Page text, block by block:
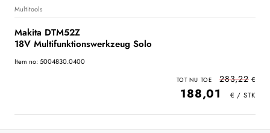
Multitools
Makita DTM52Z
18V Multifunktionswerkzeug Solo
Item no: 5004830.0400
283,22
188,01